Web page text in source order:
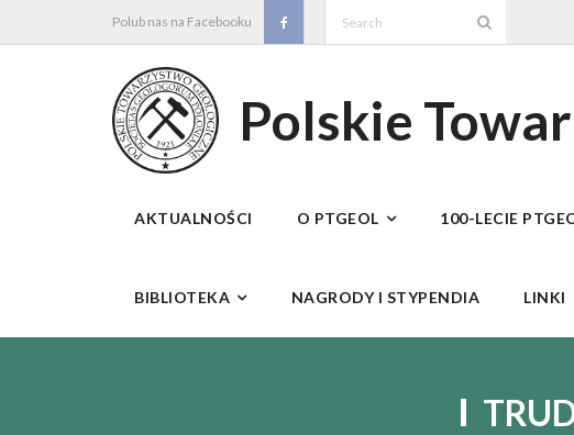
Polub nas na Facebooku
Polskie
AKTUALNOŚCI O PTGEOL 100-LECIE
BIBLIOTEKA NAGRODY I STYPENDIA LINKI